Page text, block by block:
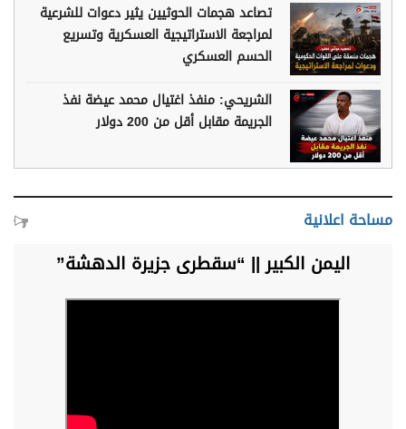
تصاعد هجمات الحوثيين يثير دعوات للشرعية
لمراجعة الاستراتيجية العسكرية وتسريع
الحسم العسكري
الشريحي: منفذ اغتيال محمد عيضة نفذ
الجريمة مقابل أقل من 200 دولار
مساحة اعلانية
اليمن الكبير || “سقطرى جزيرة الدهشة”